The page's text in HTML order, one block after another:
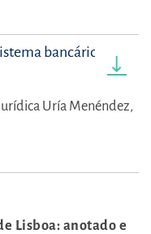
bancário
Uría Menéndez,
Lisboa: anotado e